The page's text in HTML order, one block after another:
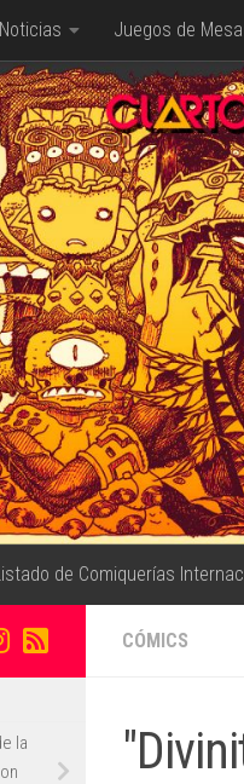
Noticias Juegos de Mesa
de Comiquerías
CÓMICS
la